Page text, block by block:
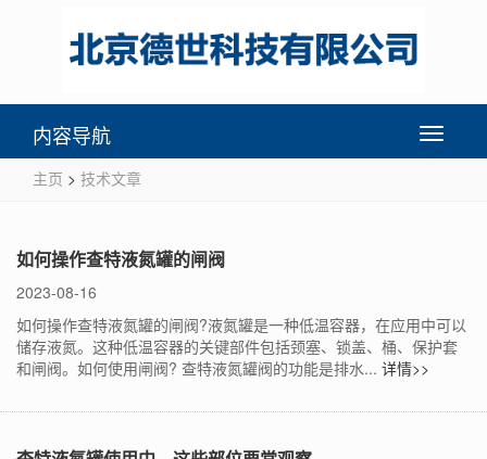
Toggle
内容导航
主页 > 技术文章
如何操作查特液氮罐的闸阀
2023-08-16
如何操作查特液氮罐的闸阀?液氮罐是一种低温容器，在应用中可以
储存液氮。这种低温容器的关键部件包括颈塞、锁盖、桶、保护套
和闸阀。如何使用闸阀? 查特液氮罐阀的功能是排水... 详情>>